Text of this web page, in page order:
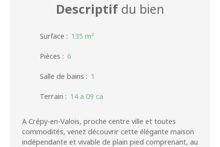
Descriptif du bien
Surface : 135 m²
Pièces : 6
Salle de bains : 1
Terrain : 14 a 09 ca
A Crépy-en-Valois, proche centre ville et toutes
commodités, venez découvrir cette élégante maison
indépendante et vivable de plain pied comprenant, au